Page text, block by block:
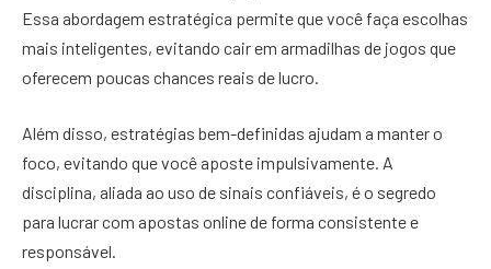
Essa abordagem estratégica permite que você faça escolhas
mais inteligentes, evitando cair em armadilhas de jogos que
oferecem poucas chances reais de lucro.
Além disso, estratégias bem-definidas ajudam a manter o
foco, evitando que você aposte impulsivamente. A
disciplina, aliada ao uso de sinais confiáveis, é o segredo
para lucrar com apostas online de forma consistente e
responsável.